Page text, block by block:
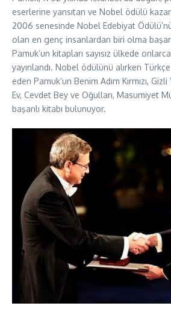
eserlerine yansıtan ve Nobel ödülü
2006 senesinde Nobel Edebiyat
olan en genç insanlardan biri olma
Pamuk’un kitapları sayısız ülkede
yayınlandı. Nobel ödülünü alırken
eden Pamuk’un Benim Adım Kırmızı,
Ev, Cevdet Bey ve Oğulları, Masumiyet
başarılı kitabı bulunuyor.